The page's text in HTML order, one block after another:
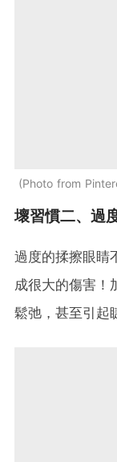
Photo from
壞習慣二、過
過度的揉擦眼睛
成很大的傷害！
鬆弛，甚至引起